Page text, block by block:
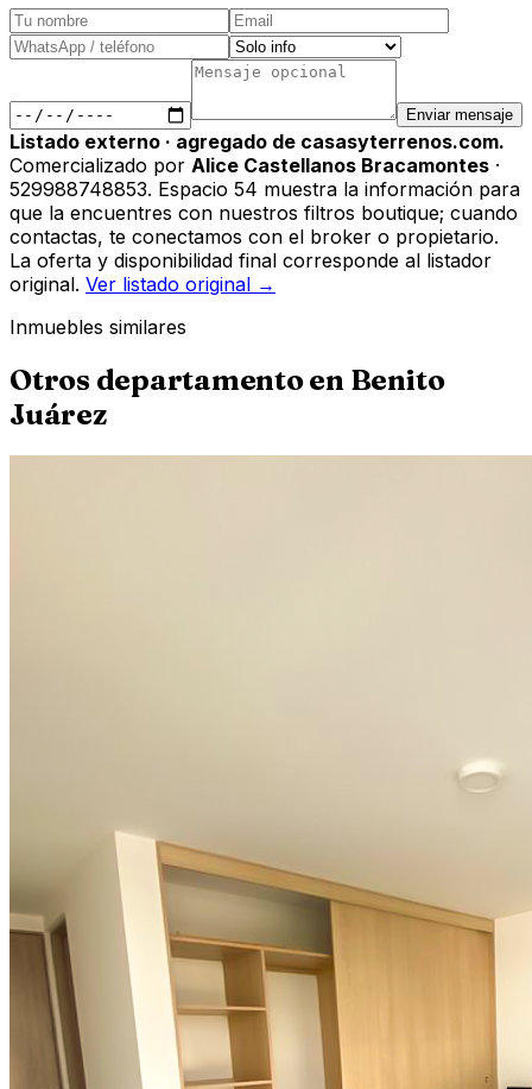
Enviar mensaje
Listado externo · agregado de casasyterrenos.com.
Comercializado por Alice Castellanos Bracamontes ·
529988748853. Espacio 54 muestra la información para
que la encuentres con nuestros filtros boutique; cuando
contactas, te conectamos con el broker o propietario.
La oferta y disponibilidad final corresponde al listador
original. Ver listado original →
Inmuebles similares
Otros departamentoen Benito
Juárez